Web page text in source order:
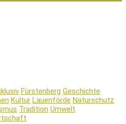
Fürstenberg Geschichte
Kultur Lauenförde Naturschutz
Tradition Umwelt